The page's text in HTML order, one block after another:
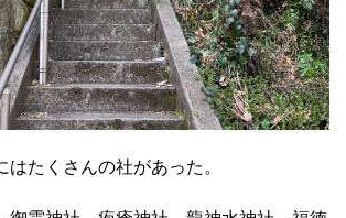
はたくさんの社があった。